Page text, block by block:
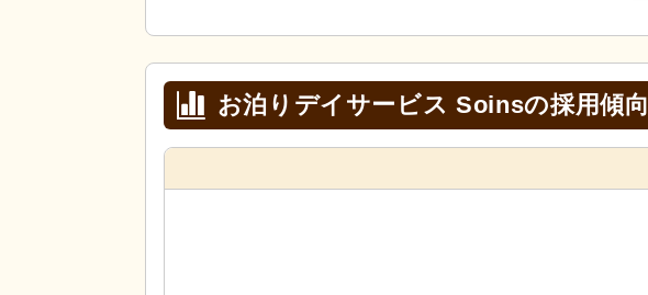
お泊りデイサービス Soinsの採用傾向